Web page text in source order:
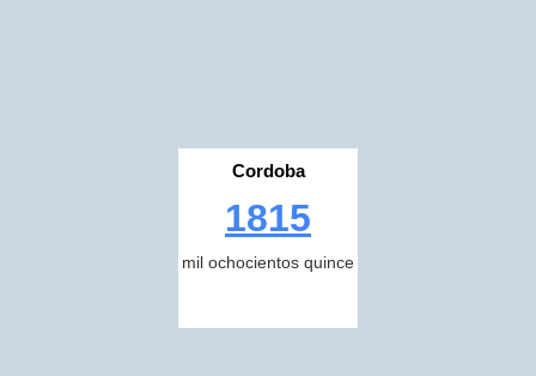
Cordoba
1815
mil ochocientos quince